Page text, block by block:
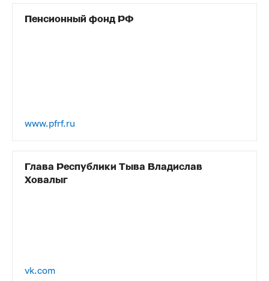
Пенсионный фонд РФ
www.pfrf.ru
Глава Республики Тыва Владислав
Ховалыг
vk.com